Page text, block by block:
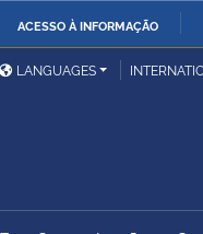
ACESSO À INFORMAÇÃO
das Relações
LANGUAGES